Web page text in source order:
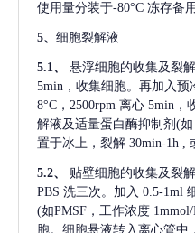
使用量分装于-80°C 冻存备用
5、 细胞裂解液
5.1、 悬浮细胞的收集及裂解
5min，收集细胞。再加入预
8°C，2500rpm 离心 5min
解液及适量蛋白酶抑制剂(如
置于冰上，裂解 30min-1h ,
5.2、
贴壁细胞的收集及裂
PBS 洗三次。加入 0.5-1ml
(如PMSF，工作浓度
胞。细胞悬液转入离心管中